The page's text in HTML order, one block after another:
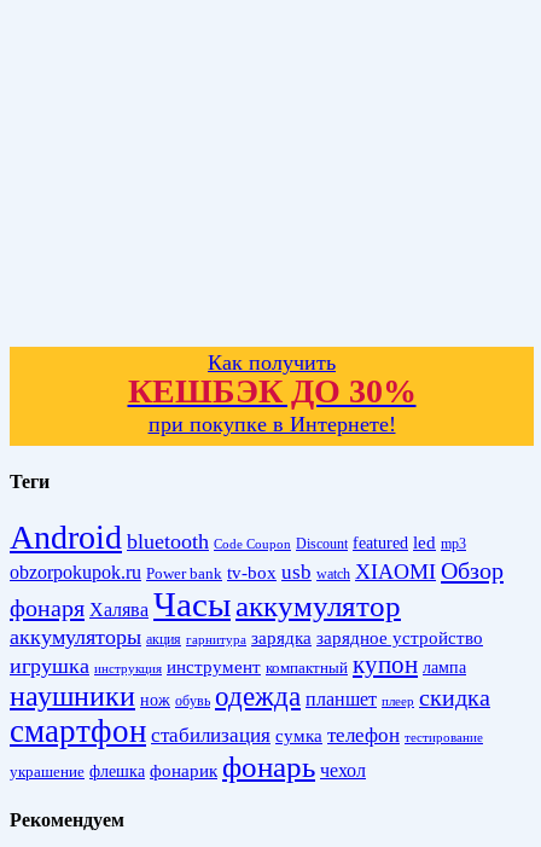
Как получить
КЕШБЭК ДО 30%
при покупке в Интернете!
Теги
Android bluetooth Code Coupon Discount featured led mp3
obzorpokupok.ru Power bank tv-box usb watch XIAOMI Обзор
фонаря Халява Часыаккумулятор
аккумуляторы акция гарнитура зарядка зарядное устройство
игрушка инструкция инструмент компактный купон лампа
наушники нож обувь одежда планшет плеер скидка
смартфон стабилизация сумка телефон тестирование
украшение флешка фонарик фонарь чехол
Рекомендуем